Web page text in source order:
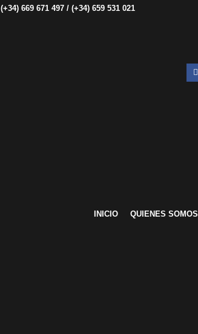
(+34) 669 671 497 / (+34) 659 531 021
INICIO QUIENES SOMOS